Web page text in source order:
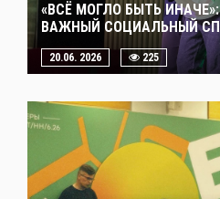
«ВСЁ МОГЛО БЫТЬ
ВАЖНЫЙ СОЦИАЛЬНЫЙ
20.06. 2026 225